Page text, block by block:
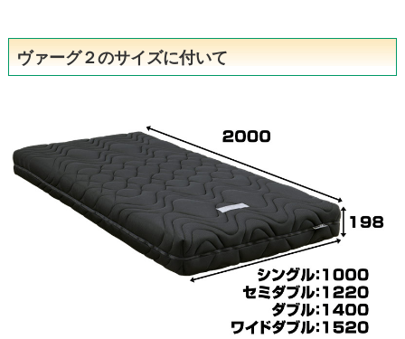
ヴァーグ２のサイズに付いて